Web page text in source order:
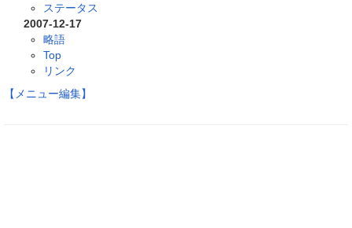
ステータス
2007-12-17
略語
Top
リンク
【メニュー編集】